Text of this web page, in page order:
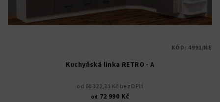
Kuchyňská linka RETRO - A
od 60 322,31 Kč bez DPH
od 72 990 Kč
KÓD: 4991/NE